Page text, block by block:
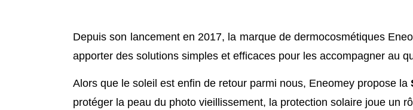
Depuis son lancement en 2017, la marque de dermocosmétiques
apporter des solutions simples et efficaces pour les accompagner au
Alors que le soleil est enfin de retour parmi nous, Eneomey propose la
protéger la peau du photo vieillissement, la protection solaire joue un